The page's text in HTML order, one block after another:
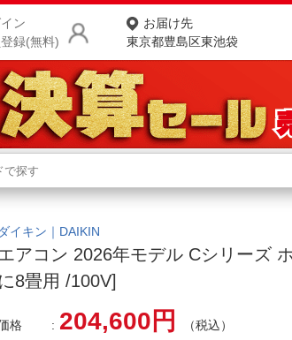
ン
録(無料)
お届け先
東京都豊島区東池袋
商品をさがす
ランキングからさがす
カテゴリ一覧からさがす
お客様サポート
ダイキン｜DAIKIN
アコン 2026年モデル Cシリーズ
に8畳用 /100V]
格 204,600円
（税込）